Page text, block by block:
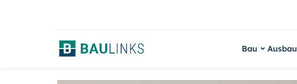
Bau Ausbau